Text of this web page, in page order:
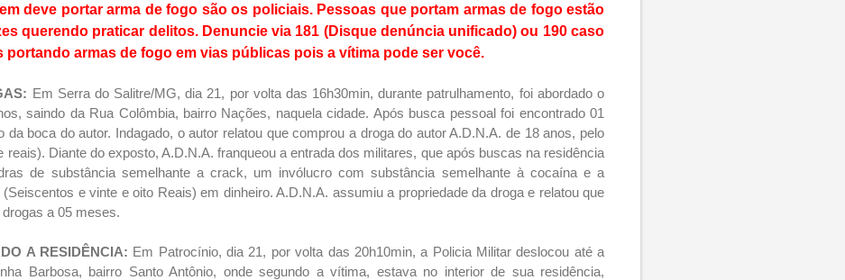
deve portar arma de fogo são os policiais. Pessoas que portam armas de fogo estão
querendo praticar delitos. Denuncie via 181 (Disque denúncia unificado) ou 190 caso
portando armas de fogo em vias públicas pois a vítima pode ser você.
Em Serra do Salitre/MG, dia 21, por volta das 16h30min, durante patrulhamento, foi abordado o
saindo da Rua Colômbia, bairro Nações, naquela cidade. Após busca pessoal foi encontrado 01
da boca do autor. Indagado, o autor relatou que comprou a droga do autor A.D.N.A. de 18 anos, pelo
reais). Diante do exposto, A.D.N.A. franqueou a entrada dos militares, que após buscas na residência
de substância semelhante a crack, um invólucro com substância semelhante à cocaína e a
e vinte e oito Reais) em dinheiro. A.D.N.A. assumiu a propriedade da droga e relatou que
a 05 meses.
A RESIDÊNCIA: Em Patrocínio, dia 21, por volta das 20h10min, a Policia Militardeslocou até a
Barbosa, bairro Santo Antônio, ondesegundo a vítima, estava no interior de sua residência,